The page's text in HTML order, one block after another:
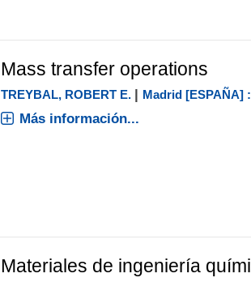
Mass transfer operations
TREYBAL, ROBERT E. | Madrid [ESPAÑA]
Más información...
Materiales de ingeniería